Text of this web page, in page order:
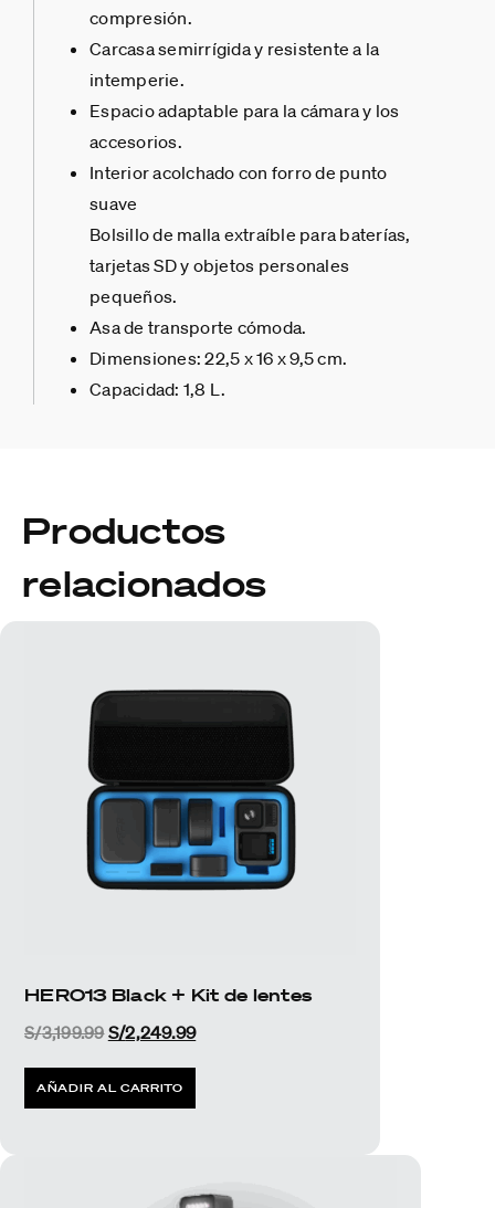
compresión.
Carcasa semirrígida y resistente a la
intemperie.
Espacio adaptable para la cámara y los
accesorios.
Interior acolchado con forro de punto
suave
Bolsillo de malla extraíble para baterías,
tarjetas SD y objetos personales
pequeños.
Asa de transporte cómoda.
Dimensiones: 22,5 x 16 x 9,5 cm.
Capacidad: 1,8 L.
Productos
relacionados
HERO13 Black + Kit de lentes
S/3,199.99S/2,249.99
AÑADIR AL CARRITO